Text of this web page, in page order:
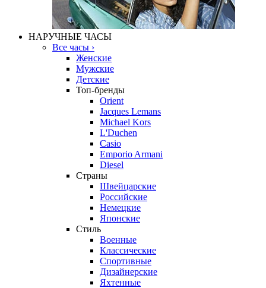
НАРУЧНЫЕ ЧАСЫ
Все часы ›
Женские
Мужские
Детские
Топ-бренды
Orient
Jacques Lemans
Michael Kors
L'Duchen
Casio
Emporio Armani
Diesel
Страны
Швейцарские
Российские
Немецкие
Японские
Стиль
Военные
Классические
Спортивные
Дизайнерские
Яхтенные